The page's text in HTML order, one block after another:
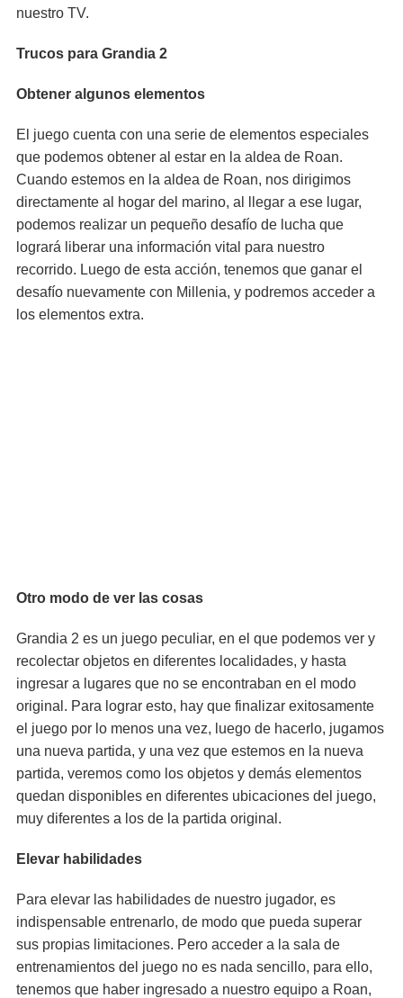
nuestro TV.
Trucos para Grandia 2
Obtener algunos elementos
El juego cuenta con una serie de elementos especiales
que podemos obtener al estar en la aldea de Roan.
Cuando estemos en la aldea de Roan, nos dirigimos
directamente al hogar del marino, al llegar a ese lugar,
podemos realizar un pequeño desafío de lucha que
logrará liberar una información vital para nuestro
recorrido. Luego de esta acción, tenemos que ganar el
desafío nuevamente con Millenia, y podremos acceder a
los elementos extra.
Otro modo de ver las cosas
Grandia 2 es un juego peculiar, en el que podemos ver y
recolectar objetos en diferentes localidades, y hasta
ingresar a lugares que no se encontraban en el modo
original. Para lograr esto, hay que finalizar exitosamente
el juego por lo menos una vez, luego de hacerlo, jugamos
una nueva partida, y una vez que estemos en la nueva
partida, veremos como los objetos y demás elementos
quedan disponibles en diferentes ubicaciones del juego,
muy diferentes a los de la partida original.
Elevar habilidades
Para elevar las habilidades de nuestro jugador, es
indispensable entrenarlo, de modo que pueda superar
sus propias limitaciones. Pero acceder a la sala de
entrenamientos del juego no es nada sencillo, para ello,
tenemos que haber ingresado a nuestro equipo a Roan,